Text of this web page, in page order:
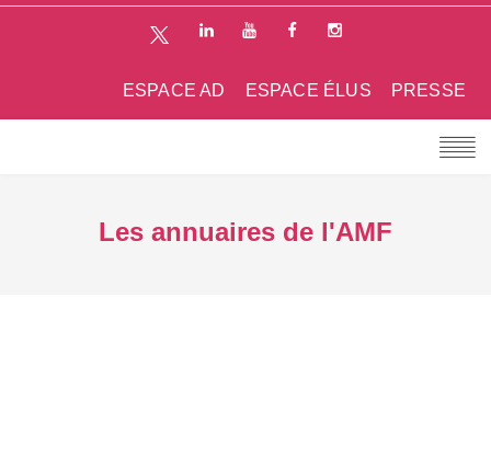
PRESSE
ESPACE ÉLUS
ESPACE AD
Les annuaires de l'AMF